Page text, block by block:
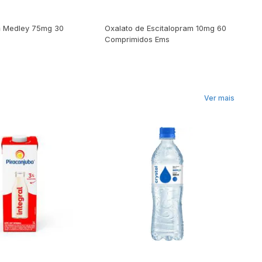
Medley 75mg 30
Oxalato de Escitalopram 10mg 60
Comprimidos Ems
Ver mais